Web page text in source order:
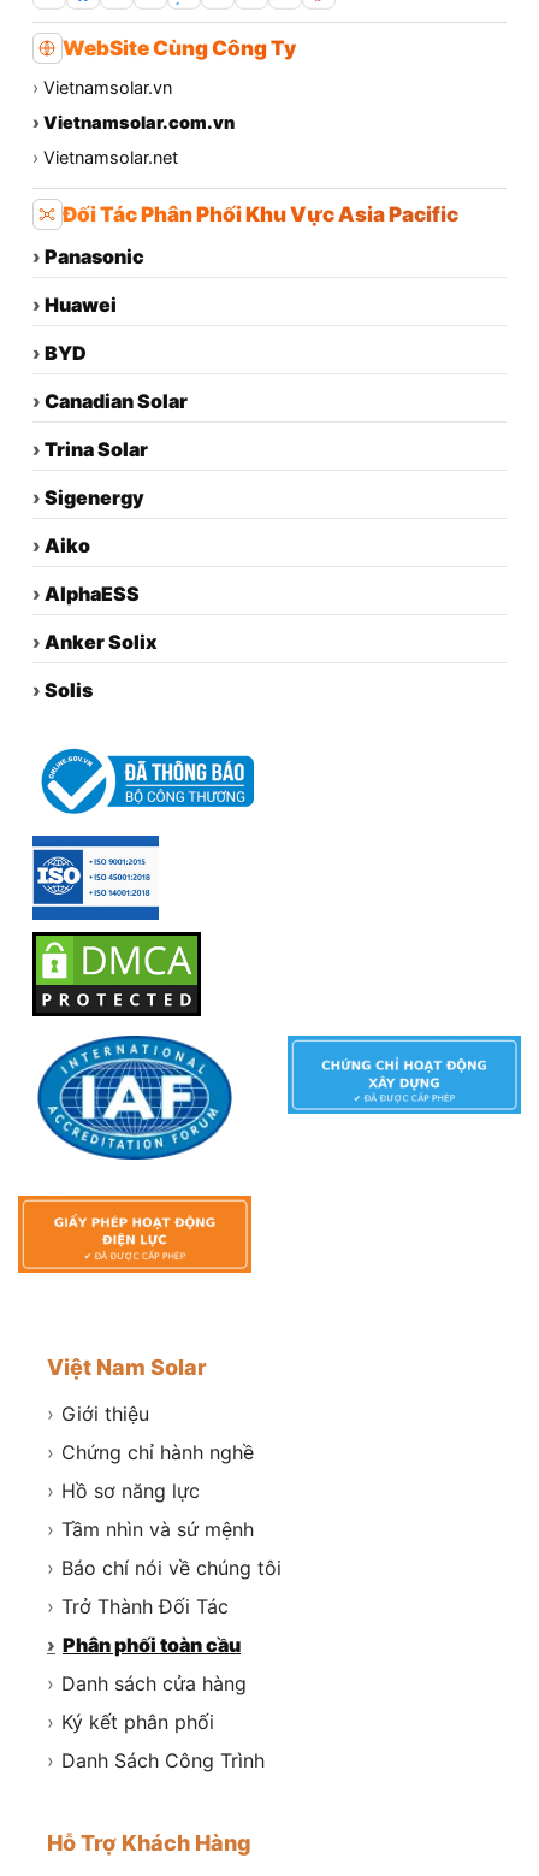
WebSite Cùng Công Ty
› Vietnamsolar.vn
› Vietnamsolar.com.vn
› Vietnamsolar.net
Đối Tác Phân Phối Khu Vực Asia Pacific
› Panasonic
› Huawei
› BYD
› Canadian Solar
› Trina Solar
› Sigenergy
› Aiko
› AlphaESS
› Anker Solix
› Solis
Việt Nam Solar
› Giới thiệu
› Chứng chỉ hành nghề
› Hồ sơ năng lực
› Tầm nhìn và sứ mệnh
› Báo chí nói về chúng tôi
› Trở Thành Đối Tác
› Phân phối toàn cầu
› Danh sách cửa hàng
› Ký kết phân phối
› Danh Sách Công Trình
Hỗ Trợ Khách Hàng